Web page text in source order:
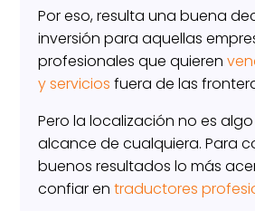
Por eso, resulta una buena
inversión para aquellas
profesionales que quieren
y servicios fuera de las
Pero la localización no es
alcance de cualquiera. Para
buenos resultados lo más
confiar entraductores